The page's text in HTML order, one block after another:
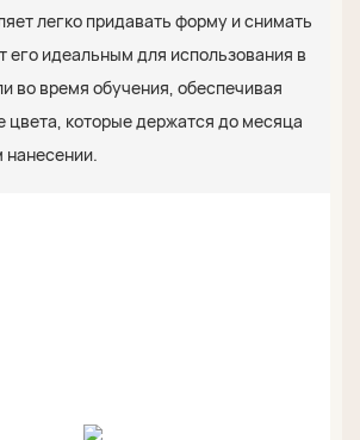
легко придавать форму и снимать
его идеальным для использования в
во время обучения, обеспечивая
цвета, которые держатся до месяца
нанесении.